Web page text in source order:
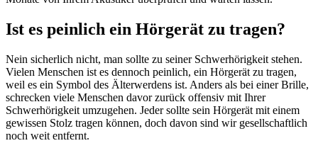
Ist es peinlich ein Hörgerät zu tragen?
Nein sicherlich nicht, man sollte zu seiner Schwerhörigkeit stehen.
Vielen Menschen ist es dennoch peinlich, ein Hörgerät zu tragen,
weil es ein Symbol des Älterwerdens ist. Anders als bei einer Brille,
schrecken viele Menschen davor zurück offensiv mit Ihrer
Schwerhörigkeit umzugehen. Jeder sollte sein Hörgerät mit einem
gewissen Stolz tragen können, doch davon sind wir gesellschaftlich
noch weit entfernt.